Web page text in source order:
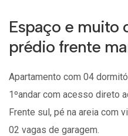
Espaço e muito
prédio frente
Apartamento com 04
1ºandar com acesso direto
Frente sul, pé na areia com
02 vagas de garagem.